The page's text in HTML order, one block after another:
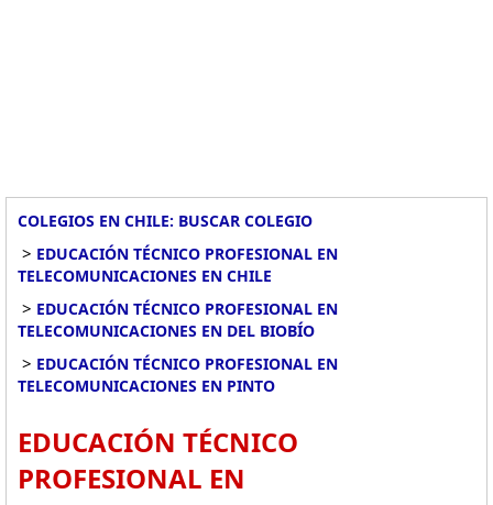
COLEGIOS EN CHILE: BUSCAR COLEGIO
> EDUCACIÓN TÉCNICO PROFESIONAL EN
TELECOMUNICACIONES EN CHILE
> EDUCACIÓN TÉCNICO PROFESIONAL EN
TELECOMUNICACIONES EN DEL BIOBÍO
> EDUCACIÓN TÉCNICO PROFESIONAL EN
TELECOMUNICACIONES EN PINTO
EDUCACIÓN TÉCNICO
PROFESIONAL EN